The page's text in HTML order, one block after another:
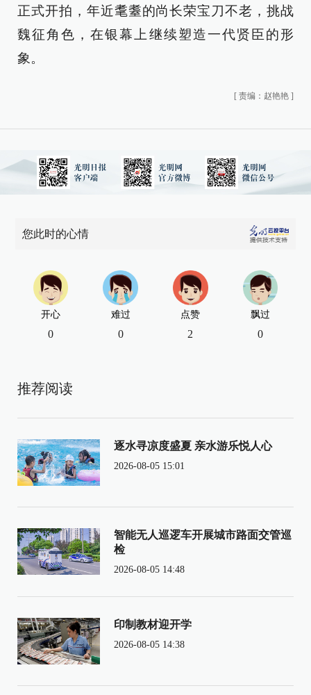
正式开拍，年近耄耋的尚长荣宝刀不老，挑战
魏征角色，在银幕上继续塑造一代贤臣的形
象。
[ 责编：赵艳艳 ]
您此时的心情
开心
0
难过
0
点赞
2
飘过
0
推荐阅读
逐水寻凉度盛夏 亲水游乐悦人心
2026-08-05 15:01
智能无人巡逻车开展城市路面交管巡
检
2026-08-05 14:48
印制教材迎开学
2026-08-05 14:38